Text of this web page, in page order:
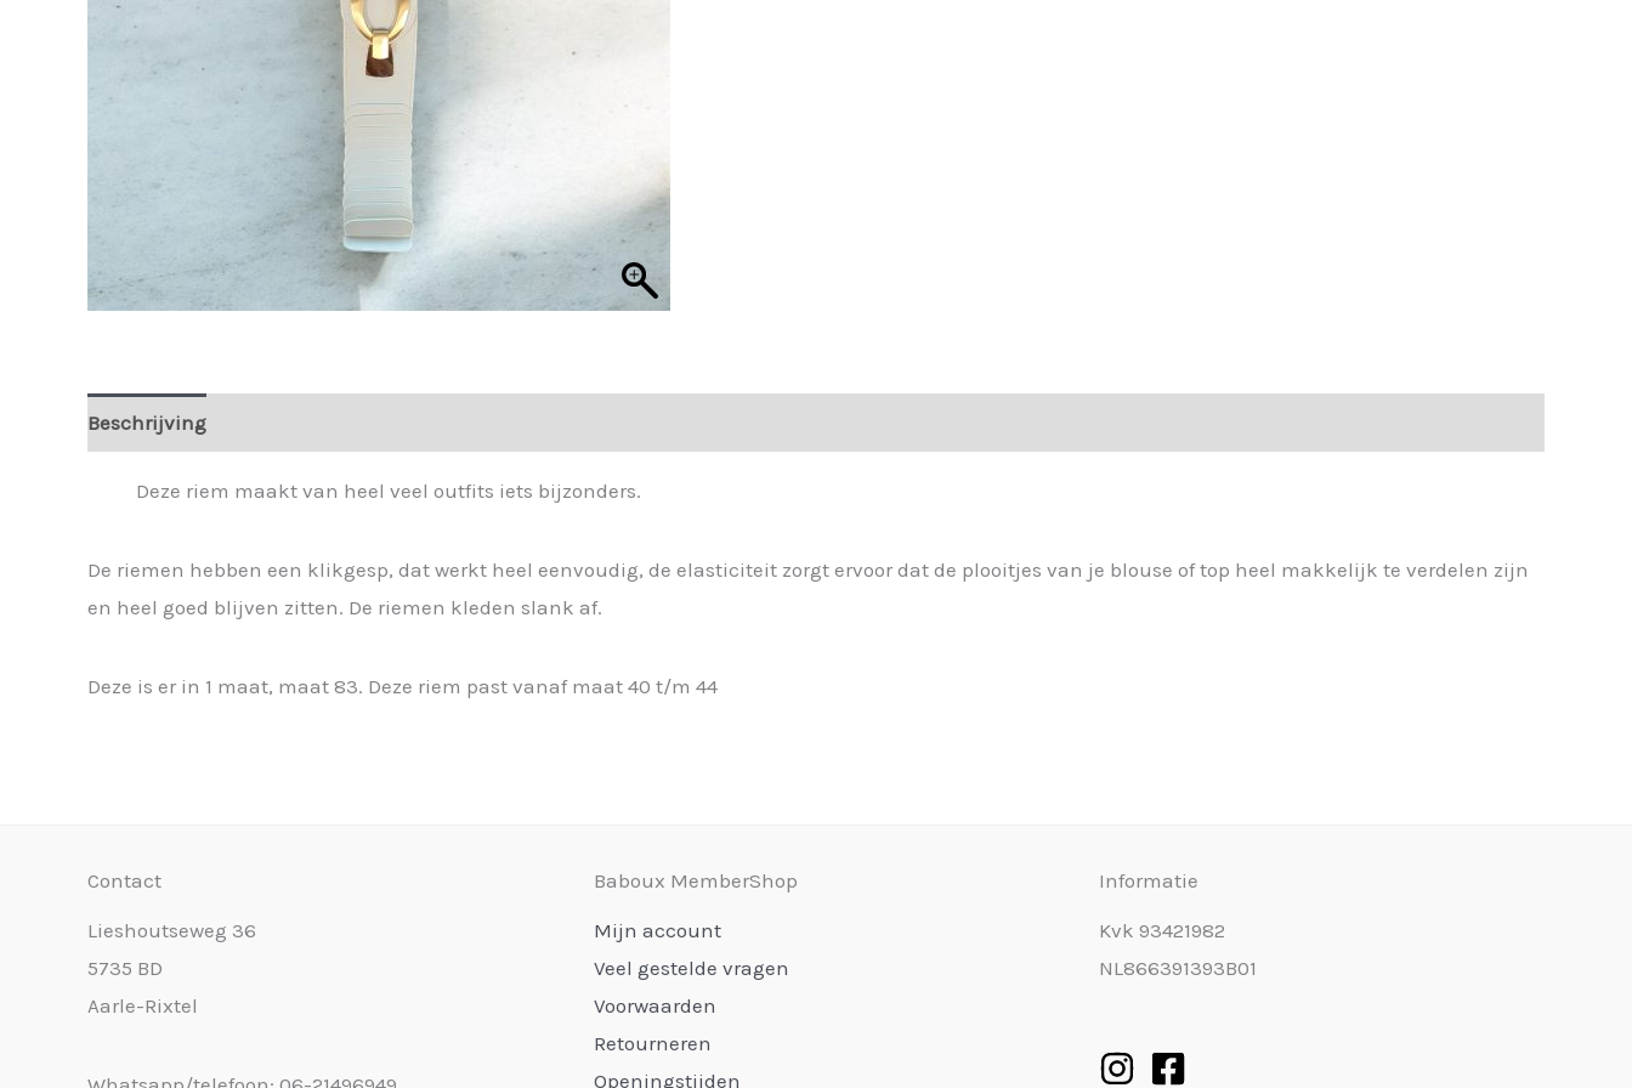
Beschrijving
Deze riem maakt van heel veel outfits iets bijzonders.
De riemen hebben een klikgesp, dat werkt heel eenvoudig, de elasticiteit zorgt ervoor dat de plooitjes van je blouse of top heel makkelijk te verdelen zijn
en heel goed blijven zitten. De riemen kleden slank af.
Deze is er in 1 maat, maat 83. Deze riem past vanaf maat 40 t/m 44
Contact
Lieshoutseweg 36
5735 BD
Aarle-Rixtel
Baboux MemberShop
Mijn account
Veel gestelde vragen
Voorwaarden
Retourneren
Openingstijden
Informatie
Kvk 93421982
NL866391393B01